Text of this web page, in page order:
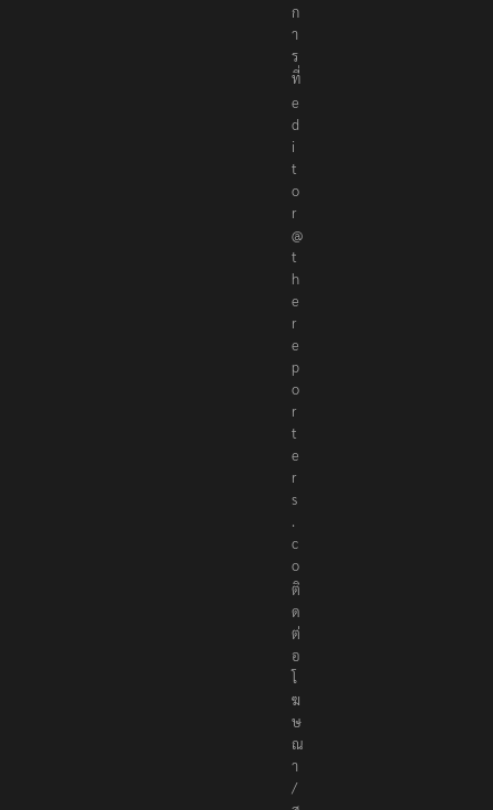
ก
า
ร
ที่
e
d
i
t
o
r
@
t
h
e
r
e
p
o
r
t
e
r
s
.
c
o
ติ
ด
ต่
อ
โ
ฆ
ษ
ณ
า
/